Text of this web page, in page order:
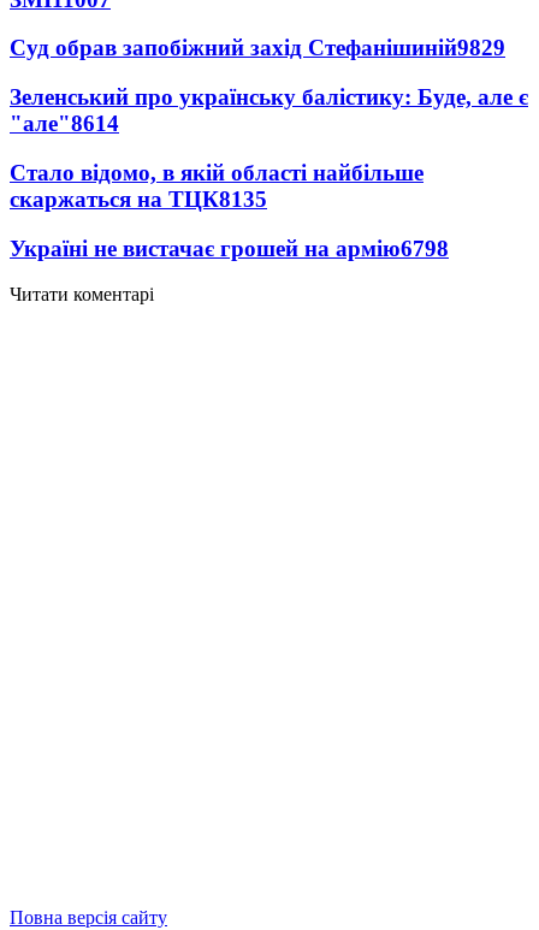
Суд обрав запобіжний захід Стефанішиній9829
Зеленський про українську балістику: Буде, але є
"але"8614
Стало відомо, в якій області найбільше
скаржаться на ТЦК8135
Україні не вистачає грошей на армію6798
Читати коментарі
Повна версія сайту